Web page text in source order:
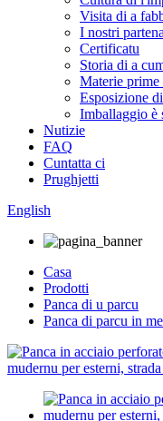
Visita di a
I nostri
Certificatu
Storia di a
Materie prime
Esposizione
Imballaggio è
Nutizie
FAQ
Cuntatta ci
Prughjetti
English
Casa
Prodotti
Panca di u parcu
Panca di parcu in